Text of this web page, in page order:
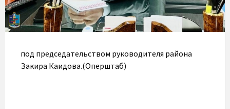
под председательством руководителя района
Закира Каидова.(Оперштаб)